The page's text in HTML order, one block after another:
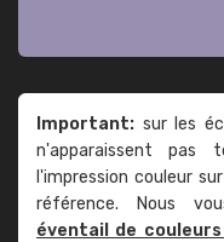
Important: sur les
n'apparaissent pas
l'impression couleur
référence. Nous
éventail de couleurs